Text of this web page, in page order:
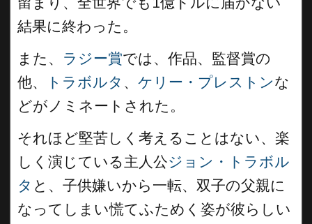
結果に終わった。
また、 ラジー賞では、作品、監督賞の
他、
トラボルタ 、 ケリー・プレストンな
どがノミネートされた。
それほど堅苦しく考えることはない、楽
しく演じている主人公ジョン・トラボル
タ と、子供嫌いから一転、双子の父親に
なってしまい慌てふためく姿が彼らしい